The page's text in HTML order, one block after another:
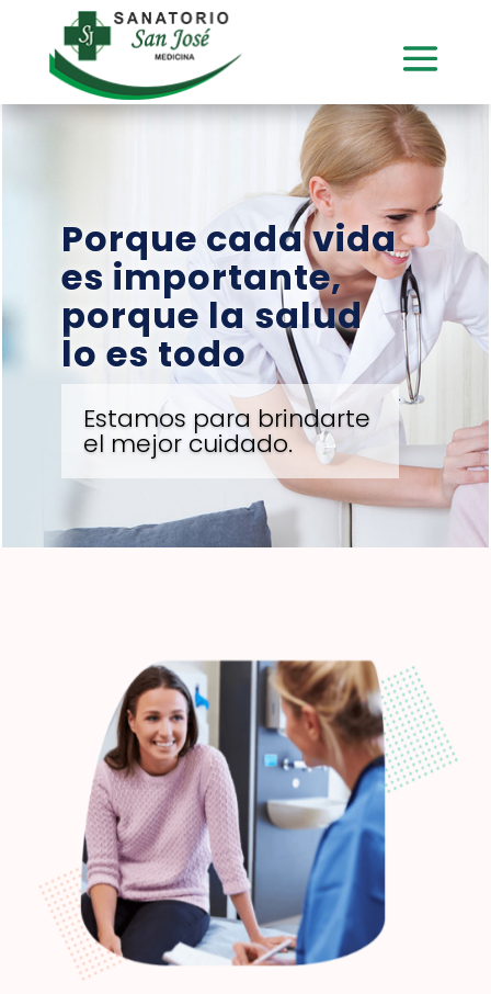
Porque cada vida
es importante,
porque la salud
lo es todo
Estamos para brindarte
el mejor cuidado.